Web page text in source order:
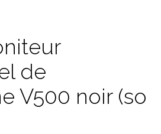
de
V500 noir (so